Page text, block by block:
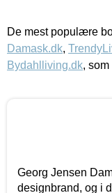
De mest populære
Damask.dk,
Bydahlliving.dk,
Georg Jensen
designbrand, og i